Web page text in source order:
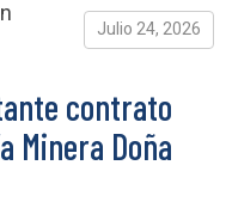
Julio 24, 2026
contrato
Minera Doña